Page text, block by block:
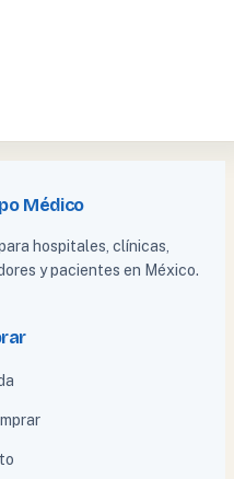
Médico
hospitales, clínicas,
y pacientes en México.